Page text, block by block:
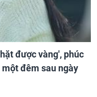
được vàng', phúc
đêm sau ngày